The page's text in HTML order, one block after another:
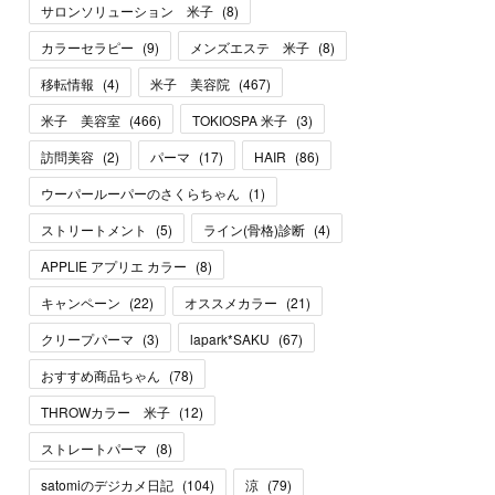
サロンソリューション 米子 (8)
カラーセラピー (9) メンズエステ 米子 (8)
移転情報 (4) 米子 美容院 (467)
米子 美容室 (466) TOKIOSPA 米子 (3)
訪問美容 (2) パーマ (17) HAIR (86)
ウーパールーパーのさくらちゃん (1)
ストリートメント
(5) ライン(骨格)診断 (4)
APPLIE アプリエ カラー (8)
キャンペーン (22) オススメカラー (21)
クリープパーマ (3) lapark*SAKU (67)
おすすめ商品ちゃん (78)
THROWカラー 米子 (12)
ストレートパーマ (8)
satomiのデジカメ日記 (104) 涼 (79)